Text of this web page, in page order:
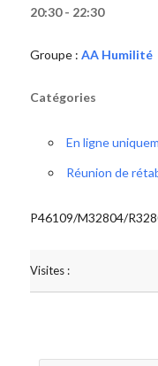
20:30 - 22:30
Groupe : AA Humilité
Catégories
En ligne
Réunion de
P46109/M32804/
Visites :